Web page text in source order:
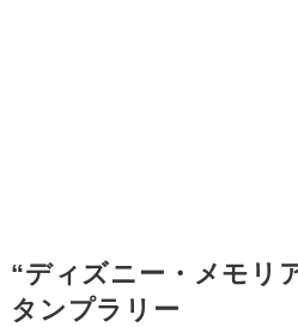
“ディズニー・メモリ
タンプラリー